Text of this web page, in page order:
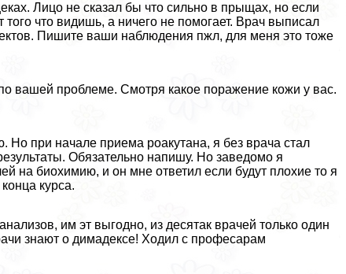
Лицо не сказал бы что сильно в прыщах, но если
того что видишь, а ничего не помогает. Врач выписал
Пишите ваши наблюдения пжл, для меня это тоже
вашей проблеме. Смотря какое поражение кожи у вас.
при начале приема роакутана, я без врача стал
Обязательно напишу. Но заведомо я
на биохимию, и он мне ответил если будут плохие то я
курса.
им эт выгодно, из десятак врачей только один
знают о димадексе! Ходил с професарам